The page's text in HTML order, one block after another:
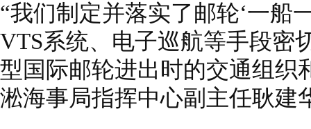
“我们制定并落实了邮轮‘一船
VTS系统、电子巡航等手段密
型国际邮轮进出时的交通组织
淞海事局指挥中心副主任耿建